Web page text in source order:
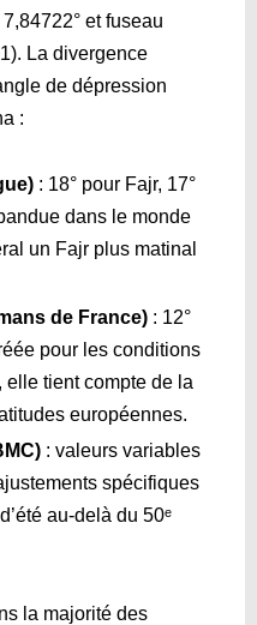
et fuseau
La divergence
de dépression
:
: 18° pour Fajr, 17°
dans le monde
un Fajr plus matinal
de France) : 12°
pour les conditions
tient compte de la
européennes.
: valeurs variables
spécifiques
au-delà du 50ᵉ
la majorité des